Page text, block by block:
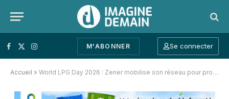
Facebook
X (Twitter)
Instagram
M'ABONNER Se connecter
Accueil » World LPG Day 2026 : Zener mobilise son réseau pour promouvoir une énergie plus propre au Togo